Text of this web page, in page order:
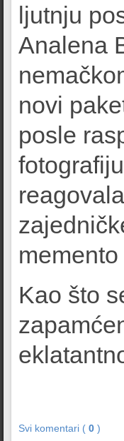
ljutnju
Analena
novi
posle
Kao što
Svi komentari ( 0 )